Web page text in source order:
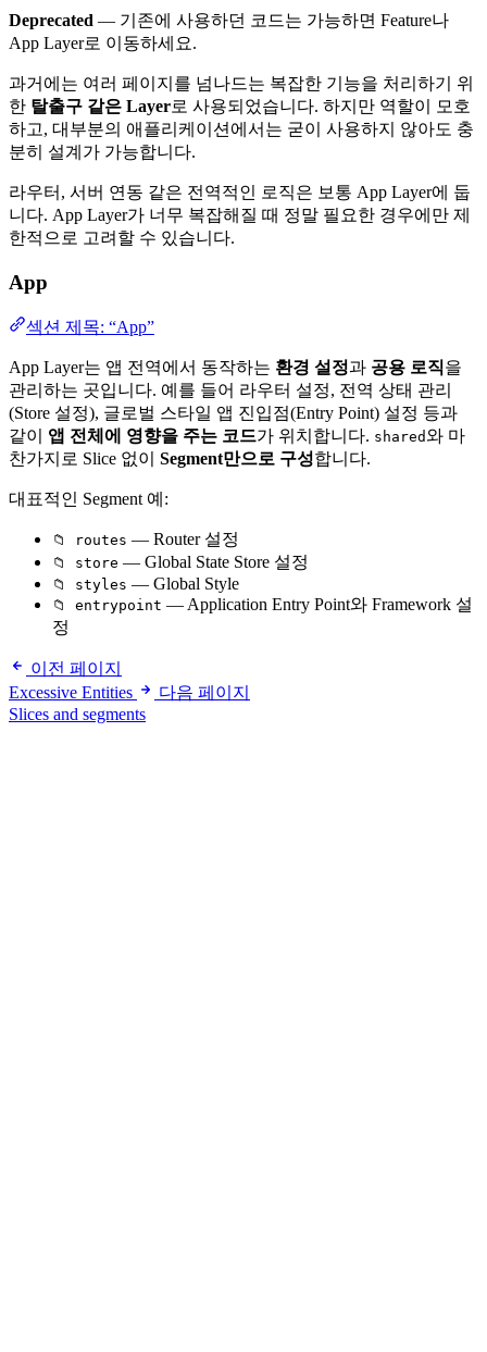
Deprecated — 기존에 사용하던 코드는 가능하면 Feature나
App Layer로 이동하세요.
과거에는 여러 페이지를 넘나드는 복잡한 기능을 처리하기 위
한 탈출구 같은 Layer로 사용되었습니다. 하지만 역할이 모호
하고, 대부분의 애플리케이션에서는 굳이 사용하지 않아도 충
분히 설계가 가능합니다.
라우터, 서버 연동 같은 전역적인 로직은 보통 App Layer에 둡
니다. App Layer가 너무 복잡해질 때 정말 필요한 경우에만 제
한적으로 고려할 수 있습니다.
App
섹션 제목: “App”
App Layer는 앱 전역에서 동작하는 환경 설정과 공용 로직을
관리하는 곳입니다. 예를 들어 라우터 설정, 전역 상태 관리
(Store 설정), 글로벌 스타일 앱 진입점(Entry Point) 설정 등과
같이 앱 전체에 영향을 주는 코드가 위치합니다. shared와 마
찬가지로 Slice 없이 Segment만으로 구성합니다.
대표적인 Segment 예:
📁 routes — Router 설정
📁 store — Global State Store 설정
📁 styles — Global Style
📁 entrypoint — Application Entry Point와 Framework 설
정
이전 페이지
Excessive Entities
다음 페이지
Slices and segments